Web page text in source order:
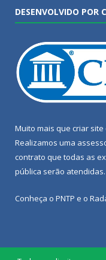
DESENVOLVIDO POR
Muito mais que criar site
Realizamos uma
contrato que todas as
pública serão atendidas.
Conheça o PNTP e o